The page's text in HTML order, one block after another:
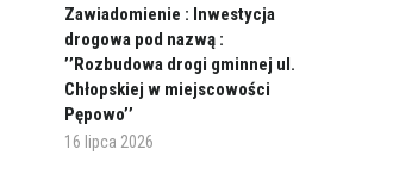
Zawiadomienie : Inwestycja
drogowa pod nazwą :
’’Rozbudowa drogi gminnej ul.
Chłopskiej w miejscowości
Pępowo’’
16 lipca 2026